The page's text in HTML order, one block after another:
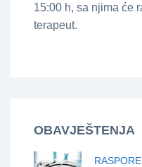
15:00 h, sa njima će
terapeut.
OBAVJEŠTENJA